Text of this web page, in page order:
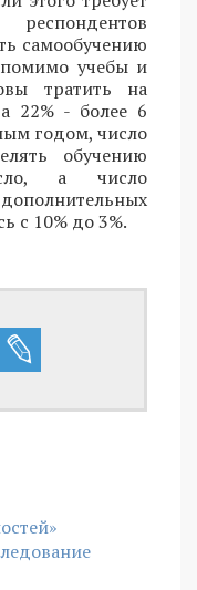
самообучению
учебы и
тратить на
22% - более 6
годом, число
обучению
а число
с 10% до 3%.